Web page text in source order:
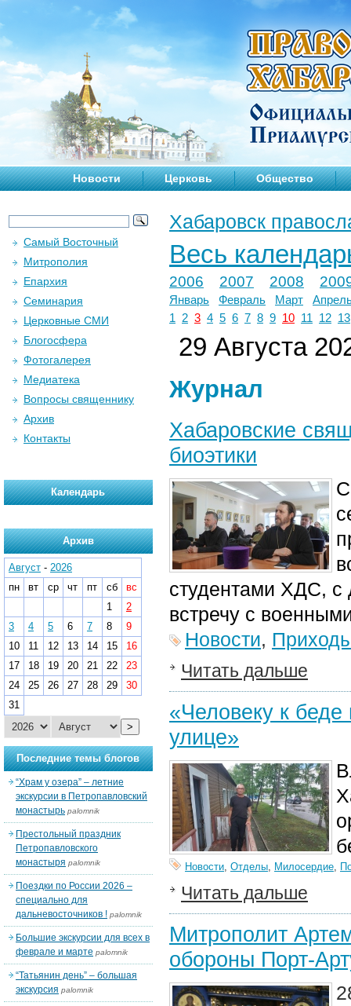
Новости Церковь Общество
Хабаровск
Весь
2006 2007 2008
Январь Февраль Март
1
2 3 4 5 6 7 8 9 10 11 12 13
29 Августа
Журнал
Хабаровские
биоэтики
студентами ХДС, с
встречу с
Новости,
Читать дальше
«Человеку к
улице»
Новости, Отделы, Милосердие,
Читать дальше
Митрополит
обороны Порт-
Самый Восточный
Митрополия
Епархия
Семинария
Церковные СМИ
Блогосфера
Фотогалерея
Медиатека
Вопросы священнику
Архив
Контакты
Календарь
Архив
Август - 2026
пн
вт ср чт пт сб
вс
1
2
3
4 5 6 7 8
9
10
11 12 13 14 15
16
17
18 19 20 21 22
23
24
25 26 27 28 29
30
31
>
Последние темы блогов
“Храм у озера” – летние
экскурсии в Петропавловский
монастырь palomnik
Престольный праздник
Петропавловского
монастыря palomnik
Поездки по России 2026 –
специально для
дальневосточников ! palomnik
Большие экскурсии для всех в
феврале и марте palomnik
“Татьянин день” – большая
экскурсия palomnik